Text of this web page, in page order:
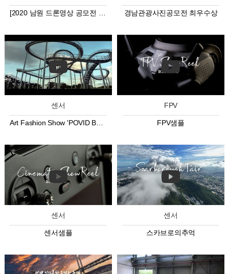
경남관광사진공모전 최우수상
센서 FPV
FPV샘플
센서
센서샘플
센서
스카브로의추억